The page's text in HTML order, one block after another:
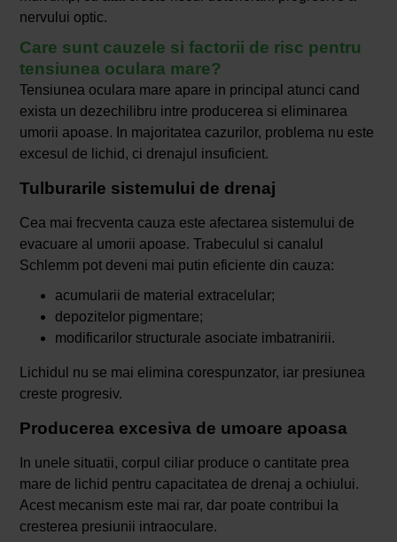
nervului optic.
Care sunt cauzele si factorii de risc pentru
tensiunea oculara mare?
Tensiunea oculara mare apare in principal atunci cand
exista un dezechilibru intre producerea si eliminarea
umorii apoase. In majoritatea cazurilor, problema nu este
excesul de lichid, ci drenajul insuficient.
Tulburarile sistemului de drenaj
Cea mai frecventa cauza este afectarea sistemului de
evacuare al umorii apoase. Trabeculul si canalul
Schlemm pot deveni mai putin eficiente din cauza:
acumularii de material extracelular;
depozitelor pigmentare;
modificarilor structurale asociate imbatranirii.
Lichidul nu se mai elimina corespunzator, iar presiunea
creste progresiv.
Producerea excesiva de umoare apoasa
In unele situatii, corpul ciliar produce o cantitate prea
mare de lichid pentru capacitatea de drenaj a ochiului.
Acest mecanism este mai rar, dar poate contribui la
cresterea presiunii intraoculare.